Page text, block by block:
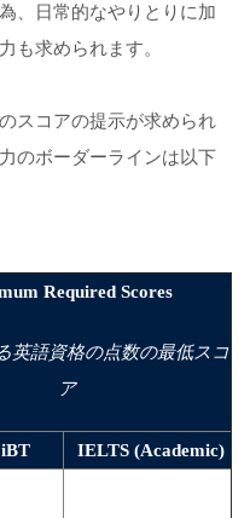
、日常的なやりとりに加
も求められます。
スコアの提示が求められ
のボーダーラインは以下
Required Scores
英語資格の点数の最低スコ
ア
IELTS (Academic)